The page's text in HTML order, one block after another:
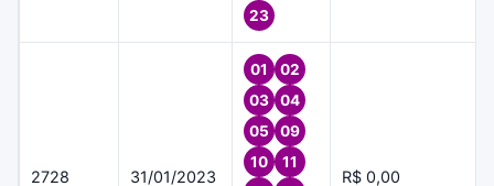
23
2728 31/01/2023
01
02
03
04
05
09
10
11
R$ 0,00